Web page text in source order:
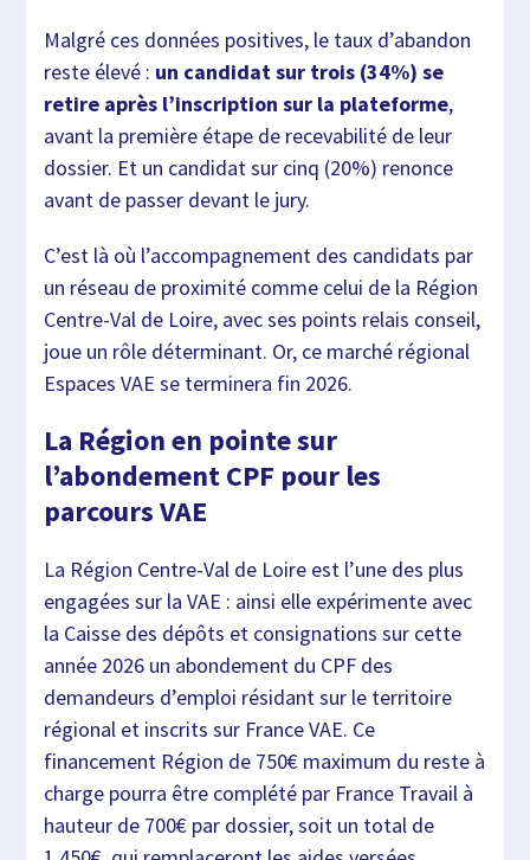
Malgré ces données positives, le taux d’abandon
reste élevé : un candidat sur trois (34%) se
retire après l’inscription sur la plateforme,
avant la première étape de recevabilité de leur
dossier. Et un candidat sur cinq (20%) renonce
avant de passer devant le jury.
C’est là où l’accompagnement des candidats par
un réseau de proximité comme celui de la Région
Centre-Val de Loire, avec ses points relais conseil,
joue un rôle déterminant. Or, ce marché régional
Espaces VAE se terminera fin 2026.
La Région en pointe sur
l’abondement CPF pour les
parcours VAE
La Région Centre-Val de Loire est l’une des plus
engagées sur la VAE : ainsi elle expérimente avec
la Caisse des dépôts et consignations sur cette
année 2026 un abondement du CPF des
demandeurs d’emploi résidant sur le territoire
régional et inscrits sur France VAE. Ce
financement Région de 750€ maximum du reste à
charge pourra être complété par France Travail à
hauteur de 700€ par dossier, soit un total de